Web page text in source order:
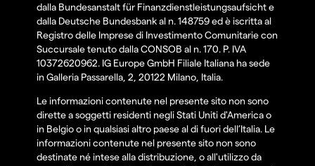
dalla Bundesanstalt für Finanzdienstleistungsaufsicht e
dalla Deutsche Bundesbank al n. 148759 ed è iscritta al
Registro delle Imprese di Investimento Comunitarie con
Succursale tenuto dalla CONSOB al n. 170. P. IVA
10372620962. IG Europe GmbH Filiale Italiana ha sede
in Galleria Passarella, 2, 20122 Milano, Italia.
Le informazioni contenute nel presente sito non sono
dirette a soggetti residenti negli Stati Uniti d'America o
in Belgio o in qualsiasi altro paese al di fuori dell’Italia. Le
informazioni contenute nel presente sito non sono
destinate né intese alla distribuzione, o all'utilizzo da